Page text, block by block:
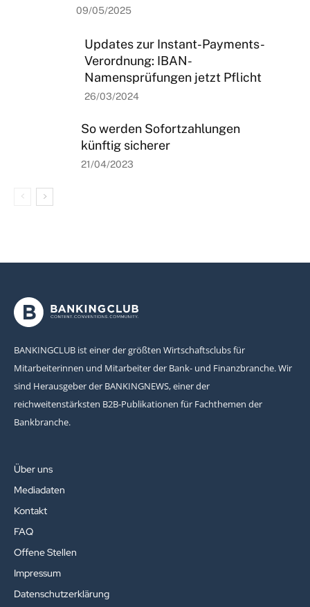
09/05/2025
Updates zur Instant-Payments-
Verordnung: IBAN-
Namensprüfungen jetzt Pflicht
26/03/2024
So werden Sofortzahlungen
künftig sicherer
21/04/2023
BANKINGCLUB ist einer der größten Wirtschaftsclubs für
Mitarbeiterinnen und Mitarbeiter der Bank- und Finanzbranche. Wir
sind Herausgeber der BANKINGNEWS, einer der
reichweitenstärksten B2B-Publikationen für Fachthemen der
Bankbranche.
Über uns
Mediadaten
Kontakt
FAQ
Offene Stellen
Impressum
Datenschutzerklärung